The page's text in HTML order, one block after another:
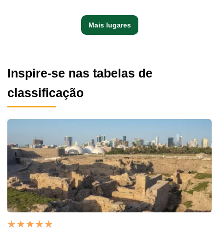
Mais lugares
Inspire-se nas tabelas de
classificação